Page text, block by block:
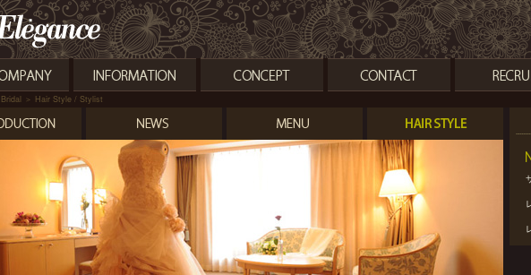
Bridal ＞ Hair Style / Stylist